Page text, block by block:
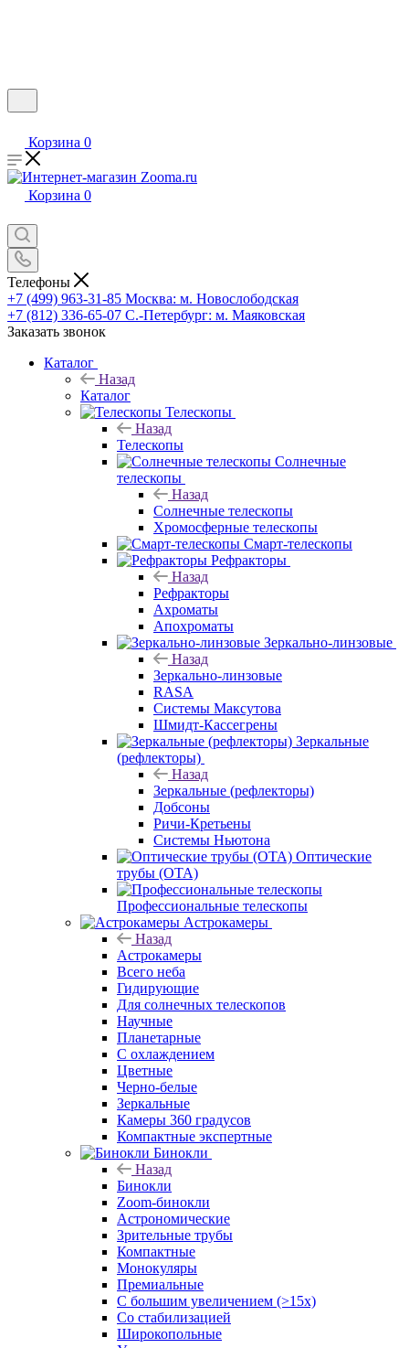
Корзина 0
Корзина 0
Телефоны
+7 (499) 963-31-85 Москва: м. Новослободская
+7 (812) 336-65-07 С.-Петербург: м. Маяковская
Заказать звонок
Каталог
Назад
Каталог
Телескопы
Назад
Телескопы
Солнечные
телескопы
Назад
Солнечные телескопы
Хромосферные телескопы
Смарт-телескопы
Рефракторы
Назад
Рефракторы
Ахроматы
Апохроматы
Зеркально-линзовые
Назад
Зеркально-линзовые
RASA
Системы Максутова
Шмидт-Кассегрены
Зеркальные
(рефлекторы)
Назад
Зеркальные (рефлекторы)
Добсоны
Ричи-Кретьены
Системы Ньютона
Оптические
трубы (OTA)
Профессиональные телескопы
Астрокамеры
Назад
Астрокамеры
Всего неба
Гидирующие
Для солнечных телескопов
Научные
Планетарные
С охлаждением
Цветные
Черно-белые
Зеркальные
Камеры 360 градусов
Компактные экспертные
Бинокли
Назад
Бинокли
Zoom-бинокли
Астрономические
Зрительные трубы
Компактные
Монокуляры
Премиальные
С большим увеличением (>15x)
Со стабилизацией
Широкопольные